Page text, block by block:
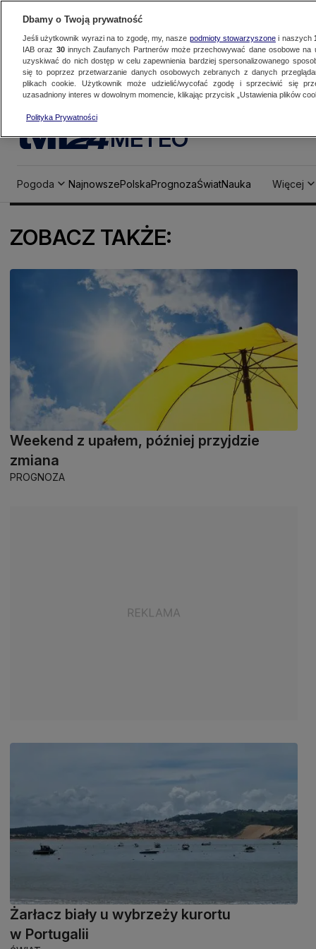
METEO
Pogoda NajnowszePolskaPrognozaŚwiatNauka Więcej
ZOBACZ TAKŻE:
Weekend z upałem, później przyjdzie
zmiana
PROGNOZA
Żarłacz biały u wybrzeży kurortu
w Portugalii
Dbamy o Twoją prywatność
Jeśli użytkownik wyrazi na to zgodę, my, nasze podmioty stowarzyszonei naszych
IAB oraz 30innych Zaufanych Partnerów może przechowywać dane osobowe na
uzyskiwać do nich dostęp w celu zapewnienia bardziej spersonalizowanego
się to poprzez przetwarzanie danych osobowych zebranych z danych
plikach cookie. Użytkownik może udzielić/wycofać zgodę i sprzeciwić się
uzasadniony interes w dowolnym momencie, klikając przycisk „Ustawienia plików
Polityka Prywatności